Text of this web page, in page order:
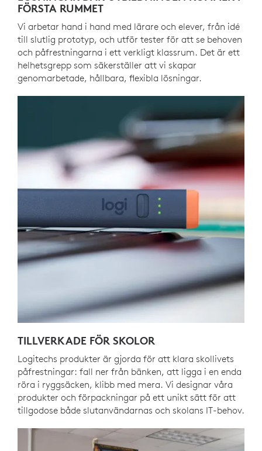
FÖRSTA RUMMET
Vi arbetar hand i hand med lärare och elever, från idé
till slutlig prototyp, och utför tester för att se behoven
och påfrestningarna i ett verkligt klassrum. Det är ett
helhetsgrepp som säkerställer att vi skapar
genomarbetade, hållbara, flexibla lösningar.
TILLVERKADE FÖR SKOLOR
Logitechs produkter är gjorda för att klara skollivets
påfrestningar: fall ner från bänken, att ligga i en enda
röra i ryggsäcken, klibb med mera. Vi designar våra
produkter och förpackningar på ett unikt sätt för att
tillgodose både slutanvändarnas och skolans IT-behov.